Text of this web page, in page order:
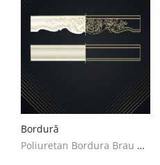
Bordură
Poliuretan Bordura Brau Decoratiuni Casa